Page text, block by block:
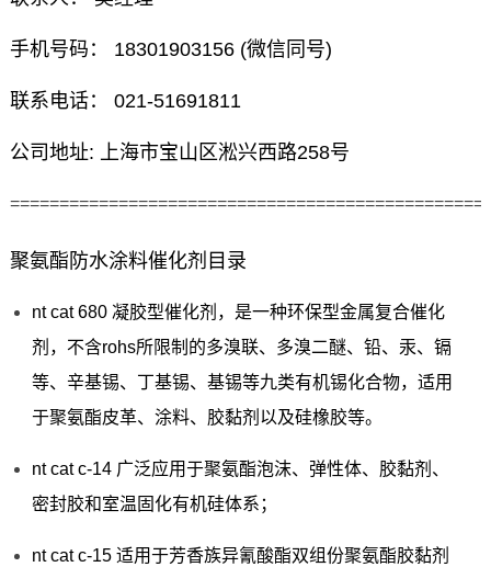
手机号码： 18301903156 (微信同号)
联系电话： 021-51691811
公司地址: 上海市宝山区淞兴西路258号
聚氨酯防水涂料催化剂目录
nt cat 680 凝胶型催化剂，是一种环保型金属复合催化
剂，不含rohs所限制的多溴联、多溴二醚、铅、汞、镉
等、辛基锡、丁基锡、基锡等九类有机锡化合物，适用
于聚氨酯皮革、涂料、胶黏剂以及硅橡胶等。
nt cat c-14 广泛应用于聚氨酯泡沫、弹性体、胶黏剂、
密封胶和室温固化有机硅体系；
nt cat c-15 适用于芳香族异氰酸酯双组份聚氨酯胶黏剂